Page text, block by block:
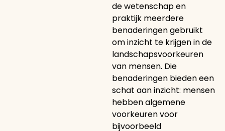
de wetenschap en
praktijk meerdere
benaderingen gebruikt
om inzicht te krijgen in de
landschapsvoorkeuren
van mensen. Die
benaderingen bieden een
schat aan inzicht: mensen
hebben algemene
voorkeuren voor
bijvoorbeeld